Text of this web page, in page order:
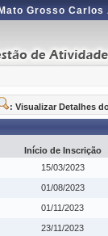
Grosso
: Visualizar Detalhes
Início de Inscrição
15/03/2023
01/08/2023
01/11/2023
23/11/2023